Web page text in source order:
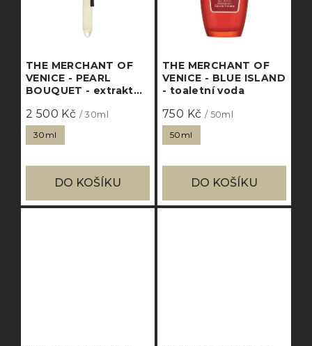
THE MERCHANT OF
VENICE - PEARL
BOUQUET - extrakt
2 500 Kč / 30ml
30ml
DO KOŠÍKU
THE MERCHANT OF
VENICE - BLUE ISLAND
- toaletní voda
750 Kč / 50ml
50ml
DO KOŠÍKU